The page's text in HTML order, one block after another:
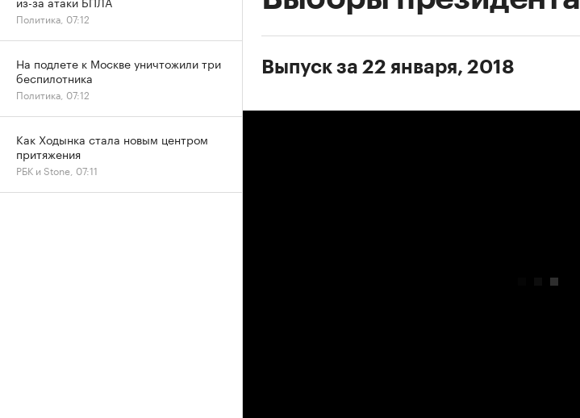
Выпуск за 22 января, 2018
Политика, 07:12
На подлете к Москве уничтожили три
беспилотника
Политика, 07:12
Как Ходынка стала новым центром
притяжения
РБК и Stone, 07:11